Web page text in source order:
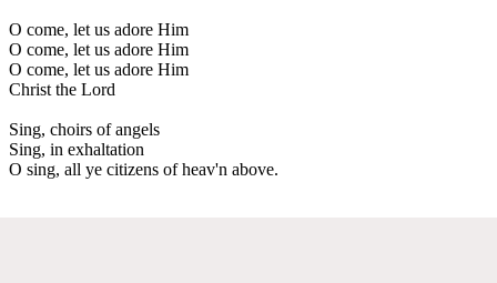
O come, let us adore Him
O come, let us adore Him
O come, let us adore Him
Christ the Lord
Sing, choirs of angels
Sing, in exhaltation
O sing, all ye citizens of heav'n above.